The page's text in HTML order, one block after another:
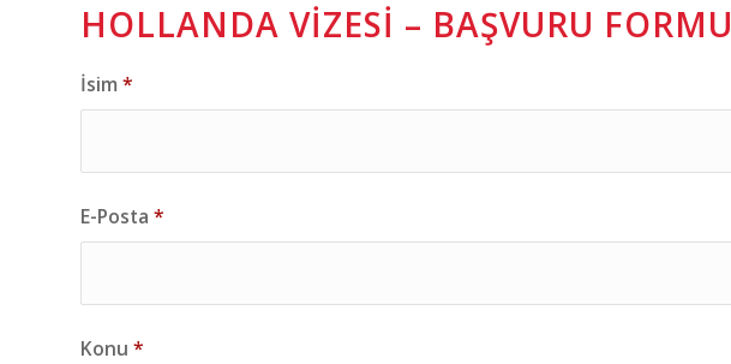
HOLLANDA VIZESI – BAŞVURU FORMU
İsim*
E-Posta *
Konu *